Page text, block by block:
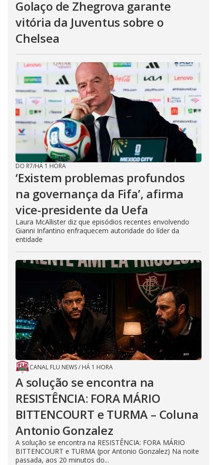
Golaço de Zhegrova garante
vitória da Juventus sobre o
Chelsea
DO R7/HÁ 1 HORA
‘Existem problemas profundos
na governança da Fifa’, afirma
vice-presidente da Uefa
Laura McAllister diz que episódios recentes envolvendo
Gianni Infantino enfraquecem autoridade do líder da
entidade
CANAL FLU NEWS/ HÁ 1 HORA
A solução se encontra na
RESISTÊNCIA: FORA MÁRIO
BITTENCOURT e TURMA – Coluna
Antonio Gonzalez
A solução se encontra na RESISTÊNCIA: FORA MÁRIO
BITTENCOURT e TURMA (por Antonio Gonzalez) Na noite
passada, aos 20 minutos do...